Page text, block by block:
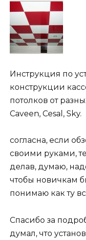
Инструкция по
конструкции
потолков от
Caveen, Cesal, Sky.
согласна, если
своими руками,
делав, думаю,
чтобы новичкам
понимаю как ту
Спасибо за
думал, что